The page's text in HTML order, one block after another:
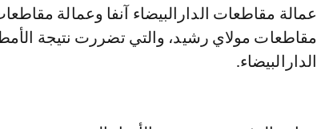
عمالة مقاطعات الدارالبيضاء آنفا وعمالة
مقاطعات مولاي رشيد، والتي تضررت نتيجة
الدارالبيضاء.